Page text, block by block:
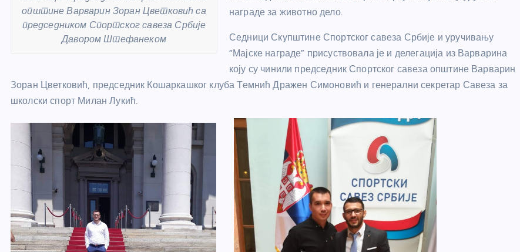
општине Варварин Зоран Цветковић са
председником Спортског савеза Србије
Давором Штефанеком
награде за животно дело.
Седници Скупштине Спортског савеза Србије и уручивању
“Мајске награде” присуствовала је и делегација из Варварина
коју су чинили председник Спортског савеза општине Варварин
Зоран Цветковић, председник Кошаркашког клуба Темнић Дражен Симоновић и генерални секретар Савеза за
школски спорт Милан Лукић.